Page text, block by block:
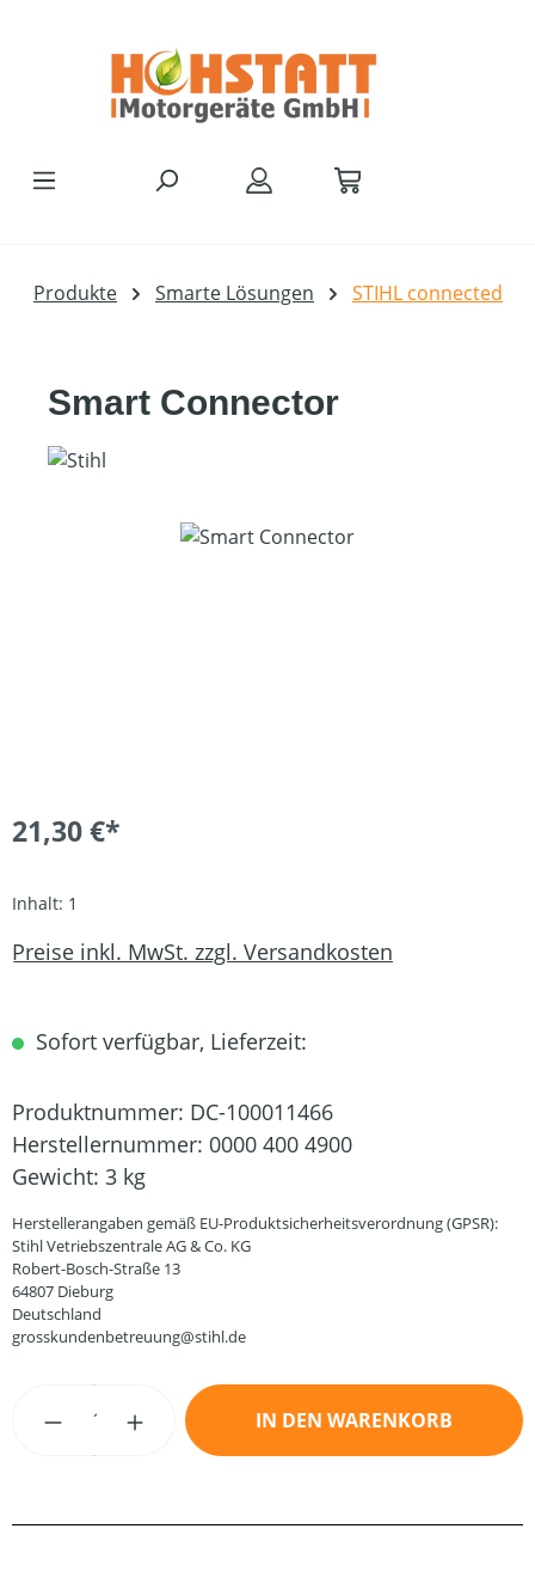
Produkte Smarte Lösungen STIHL connected
Smart Connector
Bildergalerie überspringen
21,30 €*
Inhalt: 1
Preise inkl. MwSt. zzgl. Versandkosten
Sofort verfügbar, Lieferzeit:
Produktnummer: DC-100011466
Herstellernummer: 0000 400 4900
Gewicht: 3 kg
Herstellerangaben gemäß EU-Produktsicherheitsverordnung (GPSR):
Stihl Vetriebszentrale AG & Co. KG
Robert-Bosch-Straße 13
64807 Dieburg
Deutschland
grosskundenbetreuung@stihl.de
Produkt Anzahl: Gib den gewünschten
IN DEN WARENKORB